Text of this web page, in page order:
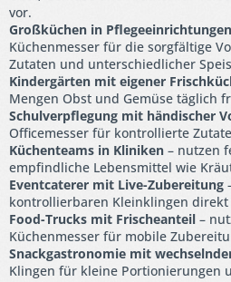
vor.
Großküchen in Pflegeeinrichtungen
Küchenmesser für die sorgfältige
Zutaten und unterschiedlicher
Kindergärten mit eigener
Mengen Obst und Gemüse täglich
Schulverpflegung mit händischer
Officemesser für kontrollierte
Küchenteams in Kliniken – nutzen
empfindliche Lebensmittel wie
Eventcaterer mit Live-Zubereitung
kontrollierbaren Kleinklingen direkt
Food-Trucks mit Frischeanteil –
Küchenmesser für mobile
Snackgastronomie mit
Klingen für kleine Portionierungen